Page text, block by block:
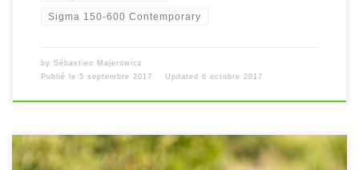
Sigma 150-600 Contemporary
by Sébastien Majerowicz
Publié le 5 septembre 2017 Updated 6 octobre 2017